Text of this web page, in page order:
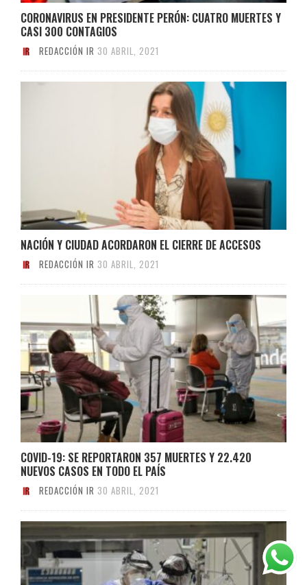
CORONAVIRUS EN PRESIDENTE PERÓN: CUATRO MUERTES Y
CASI 300 CONTAGIOS
REDACCIÓN IR 30 ABRIL, 2021
NACIÓN Y CIUDAD ACORDARON EL CIERRE DE ACCESOS
REDACCIÓN IR 30 ABRIL, 2021
COVID-19: SE REPORTARON 357 MUERTES Y 22.420
NUEVOS CASOS EN TODO EL PAÍS
REDACCIÓN IR 30 ABRIL, 2021